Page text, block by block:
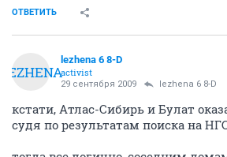
ОТВЕТИТЬ
LEZHENA
lezhena 6 8-D
activist
29 сентября 2009 lezhena 6 8-D
кстати, Атлас-Сибирь и Булат
судя по результатам поиска на